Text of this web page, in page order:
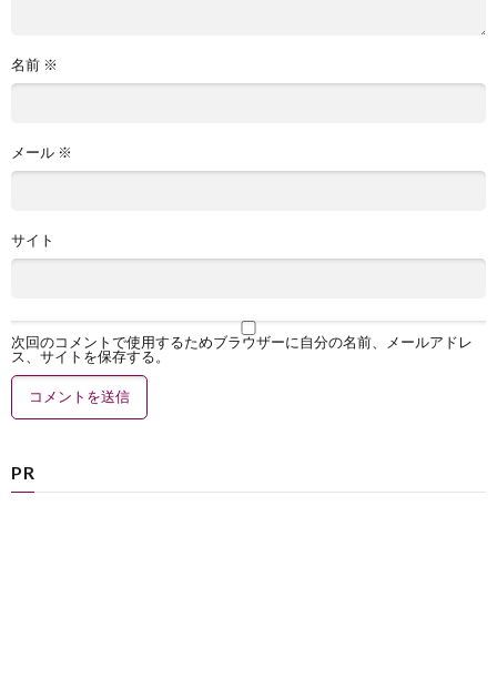
名前 ※
メール ※
サイト
次回のコメントで使用するためブラウザーに自分の名前、メールアドレ
ス、サイトを保存する。
PR